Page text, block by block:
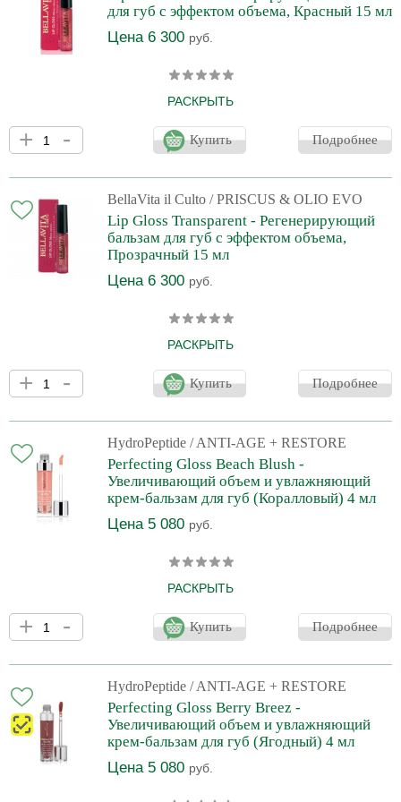
микроэлементов оказываедля губ с эффектом объема, Красный 15 мл
Цена 6 300 руб.
РАСКРЫТЬ
Увлажняющий регенерирующий бальзам с эффектом
увеличения объема. Уникальный состав и высокая
эффективность бальзама для губ подарит изумительный
нежной и уязвимой кожи губ независимо от времени года,
сохранит ее природную молодость. Идеально подходит для
ежедневного ухода, а также как основа под помаду.
Эксклюзивный комплекс VINE-BLOOD™ с комбинацией масел и
микроэлементов оказывае
+ - Купить Подробнее
BellaVita il Culto / PRISCUS & OLIO EVO
Lip Gloss Transparent - Регенерирующий
бальзам для губ с эффектом объема,
Прозрачный 15 мл
Цена 6 300 руб.
РАСКРЫТЬ
Увлажняющий регенерирующий бальзам с эффектом
увеличения объема. Уникальный состав и высокая
эффективность бальзама для губ подарит изумительный
нежной и уязвимой кожи губ независимо от времени года,
сохранит ее природную молодость. Идеально подходит для
ежедневного ухода, а также как основа под помаду.
Эксклюзивный комплекс VINE-BLOOD™ с комбинацией масел и
микроэлементов оказывае
+ - Купить Подробнее
HydroPeptide / ANTI-AGE + RESTORE
Perfecting Gloss Beach Blush -
Увеличивающий объем и увлажняющий
крем-бальзам для губ (Коралловый) 4 мл
Цена 5 080 руб.
РАСКРЫТЬ
Роскошный, питающий, увеличивающий объем и увлажняющий
крем для губ. Предупреждает возрастные изменения и борется
с имеющимися морщинками, потерей природного пигмента и
моментальное увеличение объема губ без эффекта
раздражения с Ниацином и Цитрусом. Возрождает природную
яркость и полноту губ с коллагенобразующим и увлажняющим
пептидом, который восстанавливает коллаген и придает
гладкость губам. Тр
+ - Купить Подробнее
HydroPeptide / ANTI-AGE + RESTORE
Perfecting Gloss Berry Breez -
Увеличивающий объем и увлажняющий
крем-бальзам для губ (Ягодный) 4 мл
Цена 5 080 руб.